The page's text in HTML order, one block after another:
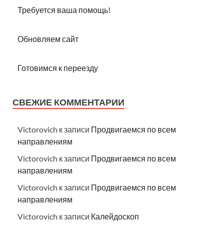
Требуется ваша помощь!
Обновляем сайт
Готовимся к переезду
СВЕЖИЕ КОММЕНТАРИИ
Victorovich к записи Продвигаемся по всем
направлениям
Victorovich к записи Продвигаемся по всем
направлениям
Victorovich к записи Продвигаемся по всем
направлениям
Victorovich к записи Калейдоскоп